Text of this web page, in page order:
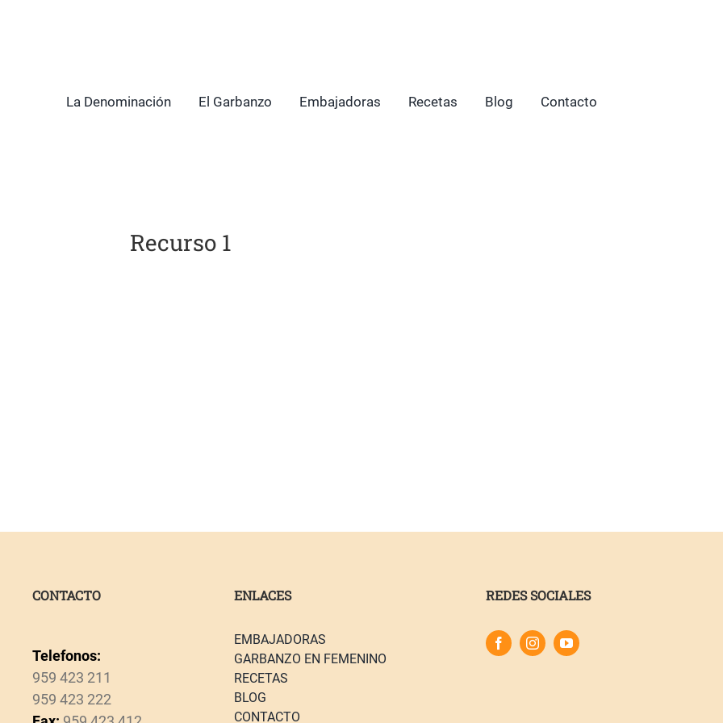
La Denominación El Garbanzo Embajadoras Recetas Blog Contacto
Recurso 1
CONTACTO
Telefonos:
959 423 211
959 423 222
ENLACES
EMBAJADORAS
GARBANZO EN FEMENINO
RECETAS
BLOG
CONTACTO
REDES SOCIALES